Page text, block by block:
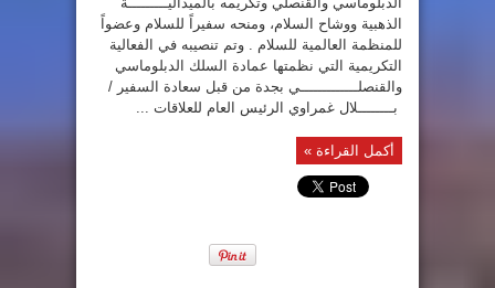
الذهبية ووشاح السلام، ومنحه سفيراً للسلام وعضواً
للمنظمة العالمية للسلام . وتم تنصيبه في الفعالية
التكريمية التي نظمتها عمادة السلك الدبلوماسي
والقنصلـــــــــــــي بجدة من قبل سعادة السفير /
بــــــــلال غمراوي الرئيس العام للعلاقات ...
أكمل القراءة »